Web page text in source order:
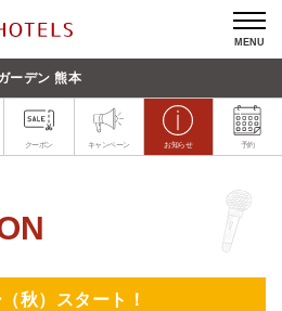
MENU
ーデン 熊本
クーポン キャンペーン お知らせ 予約
秋）スタート！